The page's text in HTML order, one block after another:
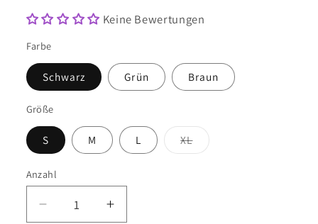
Keine Bewertungen
Farbe
Schwarz Grün Braun
Größe
S M L XLVariante
ausverkauft
Anzahl
Anzahl
Verringere
Erhöhe